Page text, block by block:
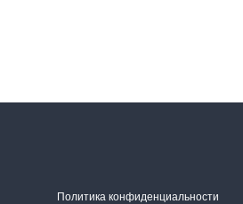
Политика конфиденциальности